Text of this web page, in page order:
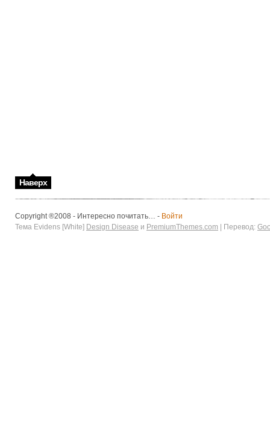
Наверх
Copyright ®2008 - Интересно почитать… - Войти
Тема Evidens [White] Design Disease и PremiumThemes.com | Перевод: